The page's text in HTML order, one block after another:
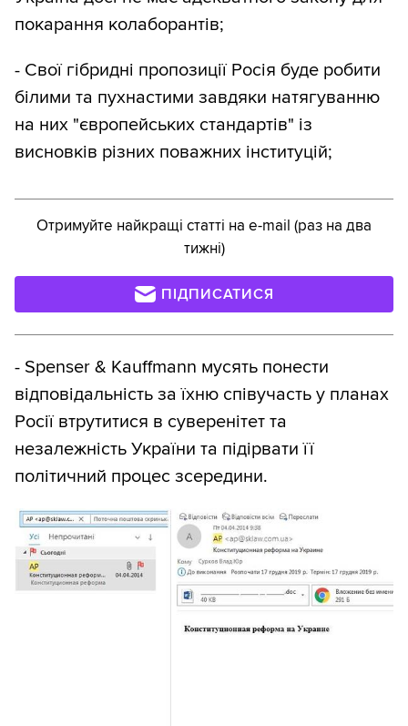
покарання колаборантів;
- Свої гібридні пропозиції Росія буде робити
білими та пухнастими завдяки натягуванню
на них "європейських стандартів" із
висновків різних поважних інституцій;
Отримуйте найкращі статті на e-mail (раз на два
тижні)
ПІДПИСАТИСЯ
- Spenser & Kauffmann мусять понести
відповідальність за їхню співучасть у планах
Росії втрутитися в суверенітет та
незалежність України та підірвати її
політичний процес зсередини.